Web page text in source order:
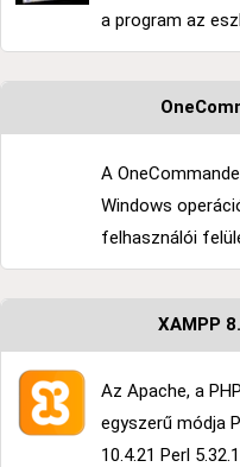
a program az
A
Windows
felhasználói
XAMPP
Az Apache, a
egyszerű módja
10.4.21 Perl